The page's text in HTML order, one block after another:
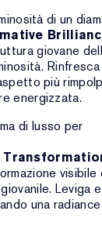
di un
giovane
più
energizzata.
di lusso per
visibile
Leviga
una radiance